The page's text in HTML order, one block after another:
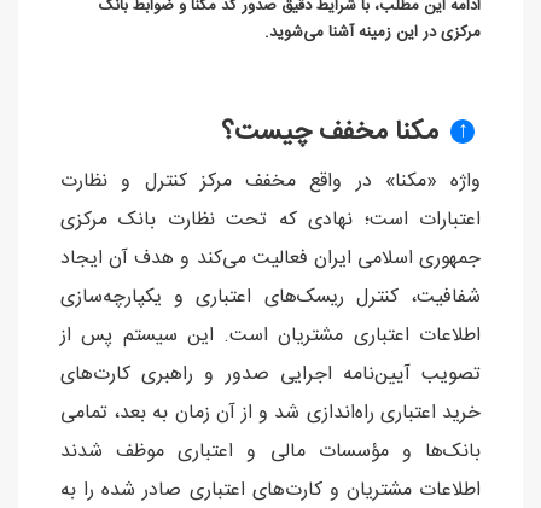
ادامه این مطلب، با شرایط دقیق صدور کد مکنا و ضوابط بانک
مرکزی در این زمینه آشنا می‌شوید.
↑ مکنا مخفف چیست؟
واژه «مکنا» در واقع مخفف مرکز کنترل و نظارت
اعتبارات است؛ نهادی که تحت نظارت بانک مرکزی
جمهوری اسلامی ایران فعالیت می‌کند و هدف آن ایجاد
شفافیت، کنترل ریسک‌های اعتباری و یکپارچه‌سازی
اطلاعات اعتباری مشتریان است. این سیستم پس از
تصویب آیین‌نامه اجرایی صدور و راهبری کارت‌های
خرید اعتباری راه‌اندازی شد و از آن زمان به بعد، تمامی
بانک‌ها و مؤسسات مالی و اعتباری موظف شدند
اطلاعات مشتریان و کارت‌های اعتباری صادر شده را به